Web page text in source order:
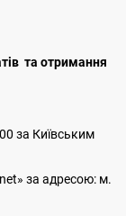
та отримання
за Київським
за адресою: м.